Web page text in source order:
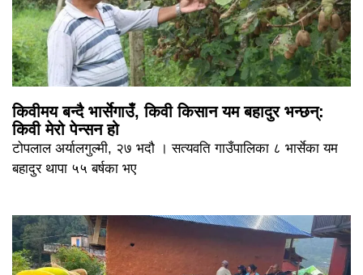
किवीमय बन्दै भार्सेगाउँ, किवी किसान यम बहादुर भन्छन्:
किवी मेरो पेन्सन हो
टोपलाल अर्यालगुल्मी, २७ भदौ । सत्यवति गाउँपालिका ८ भार्सेका यम
बहादुर थापा ५५ बर्षका भए